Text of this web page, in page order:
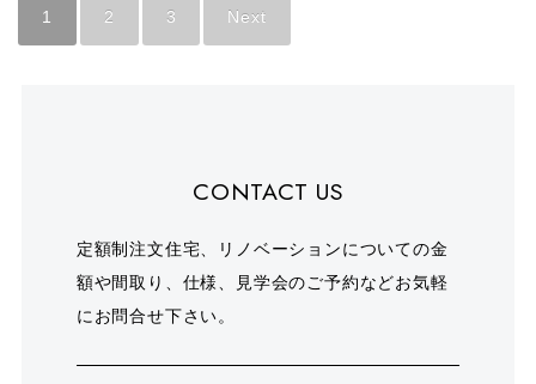
1 2 3 Next
CONTACT US
定額制注文住宅、リノベーションについての金
額や間取り、仕様、見学会のご予約などお気軽
にお問合せ下さい。